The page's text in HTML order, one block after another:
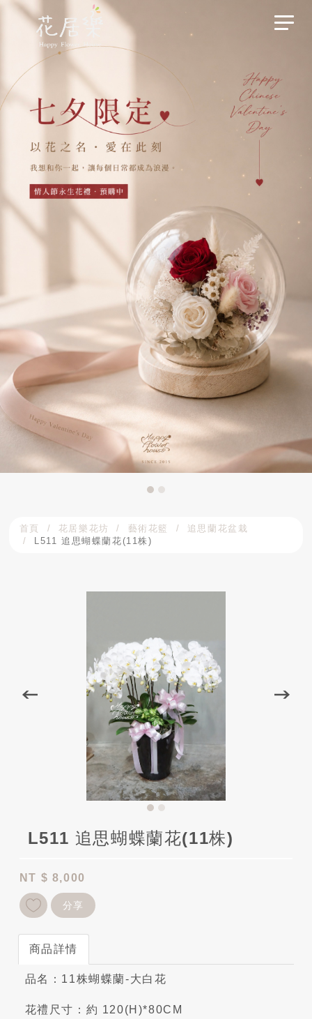
首頁 花居樂花坊 藝術花籃
追思蘭花盆栽
L511 追思蝴蝶蘭花(11株)
L511 追思蝴蝶蘭花(11株)
NT $ 8,000
分享
商品詳情
品名：11株蝴蝶蘭-大白花
花禮尺寸：約 120(H)*80CM